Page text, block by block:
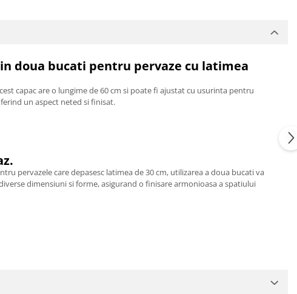
doua bucati pentru pervaze cu latimea
capac are o lungime de 60 cm si poate fi ajustat cu usurinta pentru
un aspect neted si finisat.
pervazele care depasesc latimea de 30 cm, utilizarea a doua bucati va
dimensiuni si forme, asigurand o finisare armonioasa a spatiului